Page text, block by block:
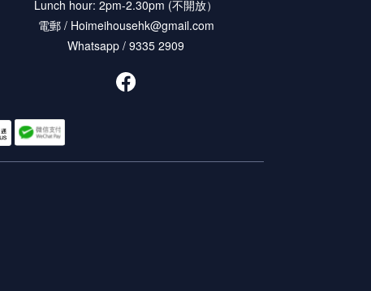
Lunch hour: 2pm-2.30pm (不開放）
電郵 / Hoimeihousehk@gmail.com
Whatsapp / 9335 2909